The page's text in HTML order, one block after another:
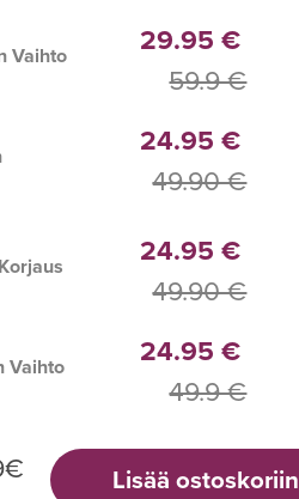
Vaihto
29.95 €
59.9 €
24.95 €
49.90 €
24.95 €
49.90 €
Vaihto
24.95 €
49.9 €
€ Lisää ostoskoriin